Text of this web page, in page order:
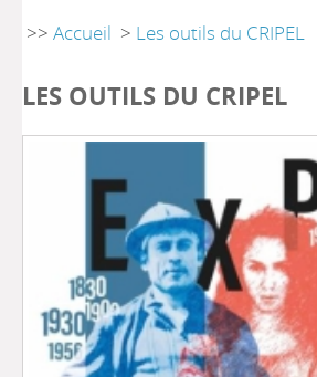
>>Accueil > Les outils du CRIPEL
LES OUTILS DU CRIPEL